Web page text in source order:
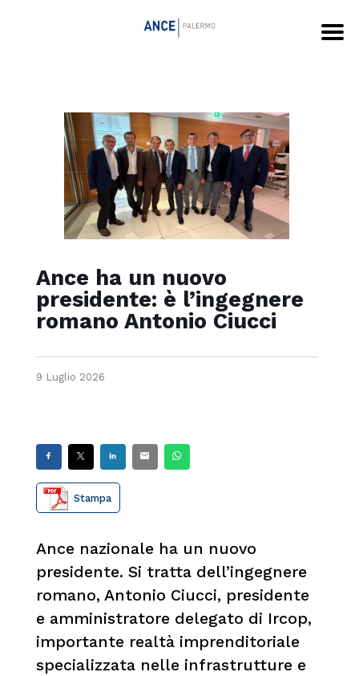
Ance ha un nuovo
presidente: è l’ingegnere
romano Antonio Ciucci
9 Luglio 2026
Stampa
Ance nazionale ha un nuovo
presidente. Si tratta dell’ingegnere
romano, Antonio Ciucci, presidente
e amministratore delegato di Ircop,
importante realtà imprenditoriale
specializzata nelle infrastrutture e